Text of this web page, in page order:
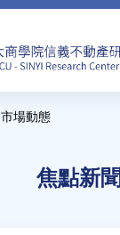
市場動態
焦點新聞